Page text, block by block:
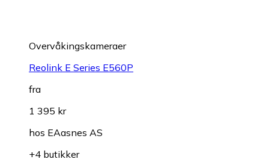
Overvåkings­kameraer
Reolink E Series E560P
fra
1 395 kr
hos EAasnes AS
+4 butikker